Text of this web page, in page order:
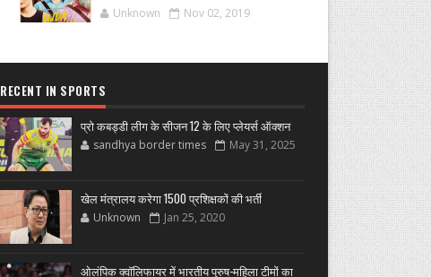
Unknown Nov 02, 2019
RECENT IN SPORTS
प्रो कबड्डी लीग के सीजन 12 के लिए प्लेयर्स ऑक्शन
sandhya border times May 31, 2025
खेल मंत्रालय करेगा 1500 प्रशिक्षकों की भर्ती
Unknown Jan 25, 2020
ओलंपिक क्वॉलिफायर में भारतीय पुरुष-महिला टीमों का